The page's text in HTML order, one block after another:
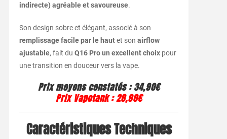
indirecte) agréable et savoureuse.
Son design sobre et élégant, associé à son
remplissage facile par le hautet son airflow
ajustable, fait du Q16 Pro un excellent choixpour
une transition en douceur vers la vape.
Prix moyens constatés: 34,90€
Prix Vapotank:28,90€
Caractéristiques Techniques